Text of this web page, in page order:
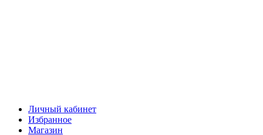
Личный кабинет
Избранное
Магазин